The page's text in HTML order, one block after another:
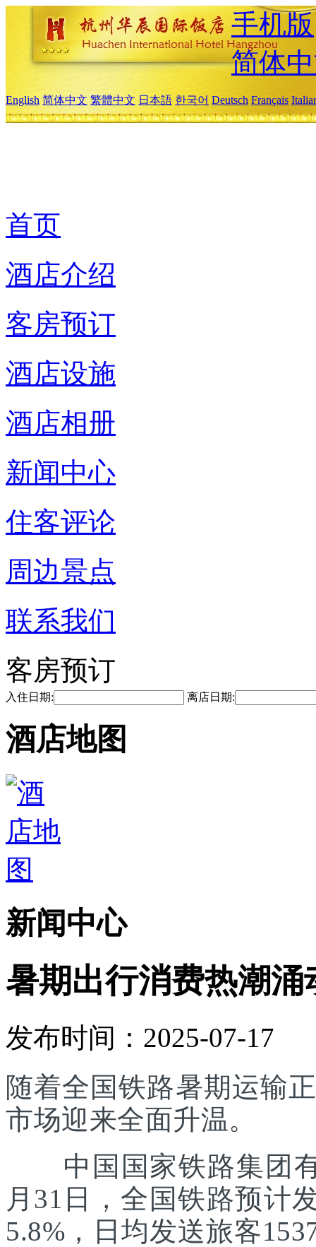
手机版
简体
English 简体中文 繁體中文 日本語 한국어 Deutsch Français
首页
酒店介绍
客房预订
酒店设施
酒店相册
新闻中心
住客评论
周边景点
联系我们
客房预订
入住日期: 离店日期:
酒店地图
新闻中心
暑期出行消费热潮
发布时间：2025-07-17
随着全国铁路暑期运输
市场迎来全面升温。
中国国家铁路集团有
月31日，全国铁路预计
5.8%，日均发送旅客